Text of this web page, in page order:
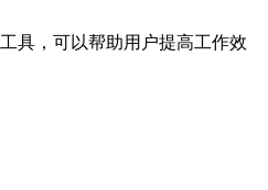
具，可以帮助用户提高工作效